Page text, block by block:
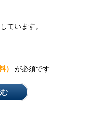
ています。
） が必須です